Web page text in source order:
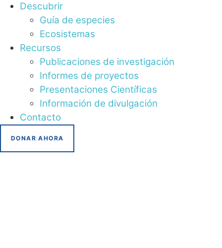
Descubrir
Guía de especies
Ecosistemas
Recursos
Publicaciones de investigación
Informes de proyectos
Presentaciones Científicas
Información de divulgación
Contacto
DONAR AHORA